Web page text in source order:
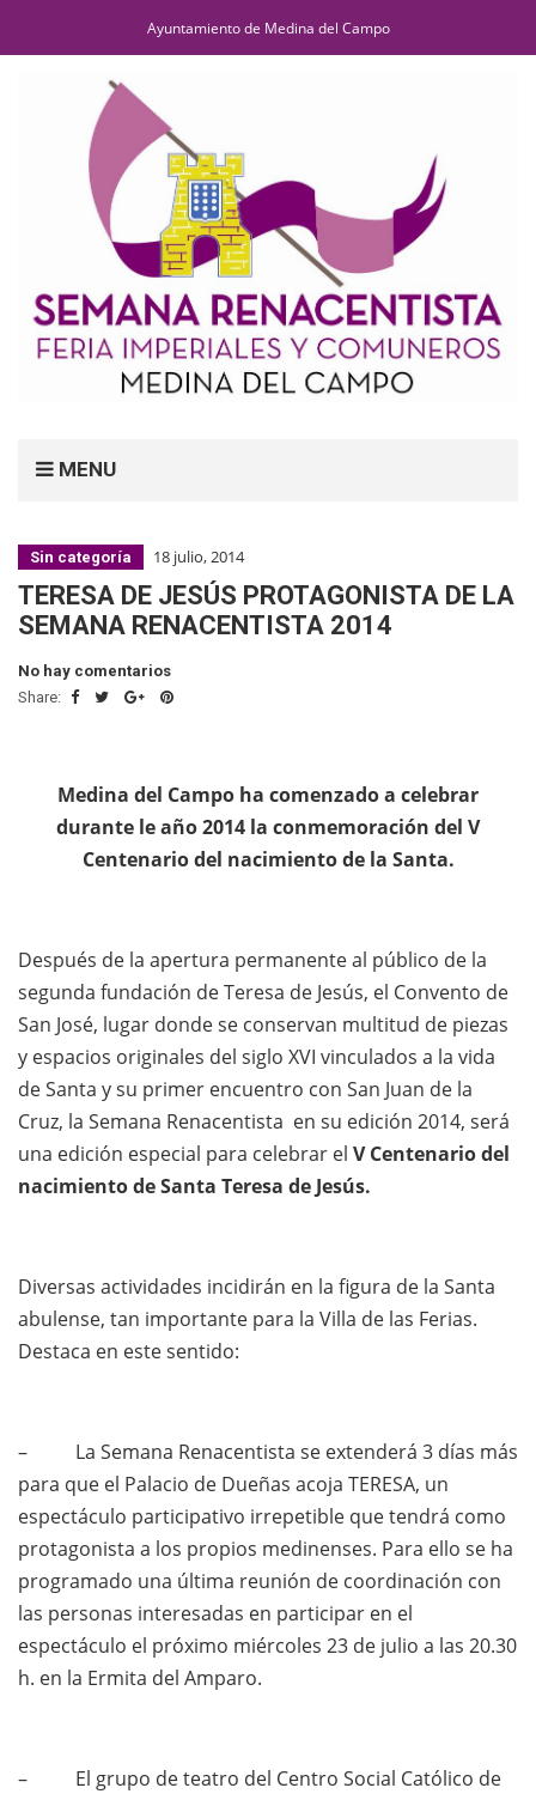
Ayuntamiento de Medina del Campo
MENU
Sin categoría 18 julio, 2014
TERESA DE JESÚS PROTAGONISTA DE LA
SEMANA RENACENTISTA 2014
No hay comentarios
Share:
Medina del Campo ha comenzado a celebrar
durante le año 2014 la conmemoración del V
Centenario del nacimiento de la Santa.
Después de la apertura permanente al público de la
segunda fundación de Teresa de Jesús, el Convento de
San José, lugar donde se conservan multitud de piezas
y espacios originales del siglo XVI vinculados a la vida
de Santa y su primer encuentro con San Juan de la
Cruz, la Semana Renacentista en su edición 2014, será
una edición especial para celebrar el V Centenario del
nacimiento de Santa Teresa de Jesús.
Diversas actividades incidirán en la figura de la Santa
abulense, tan importante para la Villa de las Ferias.
Destaca en este sentido:
– La Semana Renacentista se extenderá 3 días más
para que el Palacio de Dueñas acoja TERESA, un
espectáculo participativo irrepetible que tendrá como
protagonista a los propios medinenses. Para ello se ha
programado una última reunión de coordinación con
las personas interesadas en participar en el
espectáculo el próximo miércoles 23 de julio a las 20.30
h. en la Ermita del Amparo.
– El grupo de teatro del Centro Social Católico de